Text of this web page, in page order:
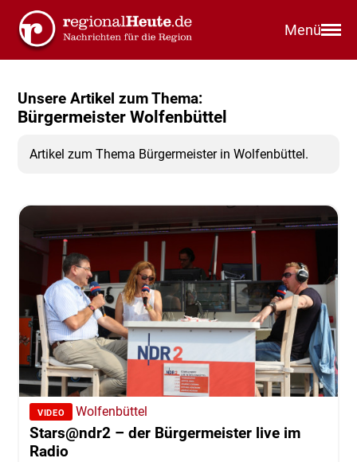
Menü
Unsere Artikel zum Thema:
Bürgermeister Wolfenbüttel
Artikel zum Thema Bürgermeister in Wolfenbüttel.
VIDEO Wolfenbüttel
Stars@ndr2 – der Bürgermeister live im
Radio